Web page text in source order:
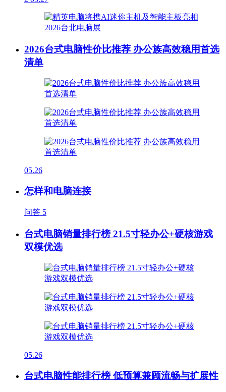
2026台式电脑性价比推荐 办公族高效稳用首选
清单
05.26
怎样和电脑连接
问答 5
台式电脑销量排行榜 21.5寸轻办公+硬核游戏
双模优选
05.26
台式电脑性能排行榜 低预算兼顾流畅与扩展性